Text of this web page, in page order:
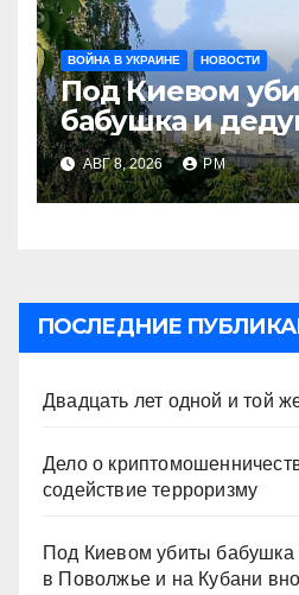
ВОЙНА В УКРАИНЕ НОВОСТИ
Под Киевом
бабушка и
внуком, в
Кубани вновь
АВГ 8, 2026 РМ
ПОСЛЕДНИЕ
Двадцать лет одной и той
Дело о
содействие терроризму
Под Киевом убиты бабушка
в Поволжье и на Кубани